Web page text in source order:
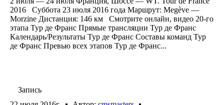
2016 Суббота 23 июля 2016 года Маршрут: Megève —
Morzine Дистанция: 146 км Смотрите онлайн, видео 20-го
этапа Тур де Франс Прямые трансляции Тур де Франс
Календарь/Результаты Тур де Франс Составы команд Тур
де Франс Превью всех этапов Тур де Франс...
Запись